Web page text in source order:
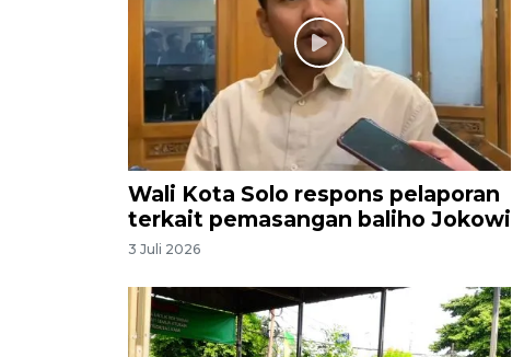
Wali Kota Solo respons pelaporan
terkait pemasangan baliho Jokowi
3 Juli 2026